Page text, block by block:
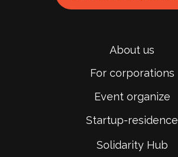
About us
For corporations
Event organize
Startup-residence
Solidarity Hub